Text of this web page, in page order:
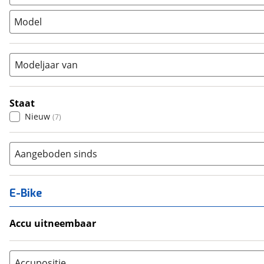
Stadsfiets (7)
Tandem
Model
Modeljaar van
Staat
Nieuw (7)
Aangeboden sinds
E-Bike
Accu uitneembaar
Nee, vast (0)